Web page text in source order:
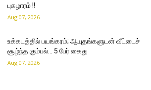
புகழாரம் !!
Aug 07, 2026
உக்கடத்தில் பயங்கரம்; ஆயுதங்களுடன் வீட்டைச்
சூழ்ந்த கும்பல்… 5 பேர் கைது
Aug 07, 2026